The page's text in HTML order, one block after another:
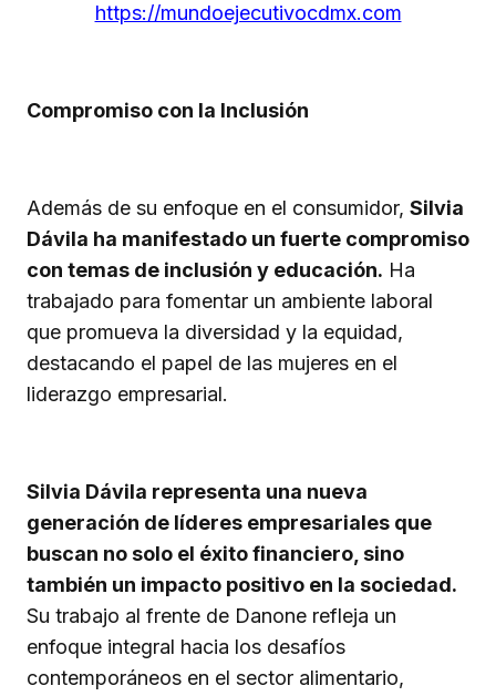
https://mundoejecutivocdmx.com
Compromiso con la Inclusión
Además de su enfoque en el consumidor, Silvia
Dávila ha manifestado un fuerte compromiso
con temas de inclusión y educación. Ha
trabajado para fomentar un ambiente laboral
que promueva la diversidad y la equidad,
destacando el papel de las mujeres en el
liderazgo empresarial.
Silvia Dávila representa una nueva
generación de líderes empresariales que
buscan no solo el éxito financiero, sino
también un impacto positivo en la sociedad.
Su trabajo al frente de Danone refleja un
enfoque integral hacia los desafíos
contemporáneos en el sector alimentario,